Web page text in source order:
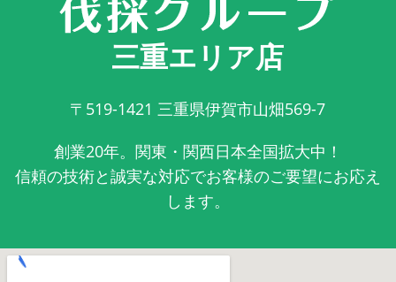
三重エリア店
〒519-1421 三重県伊賀市山畑569-7
創業20年。関東・関西日本全国拡大中！
信頼の技術と誠実な対応でお客様のご要望にお応え
します。